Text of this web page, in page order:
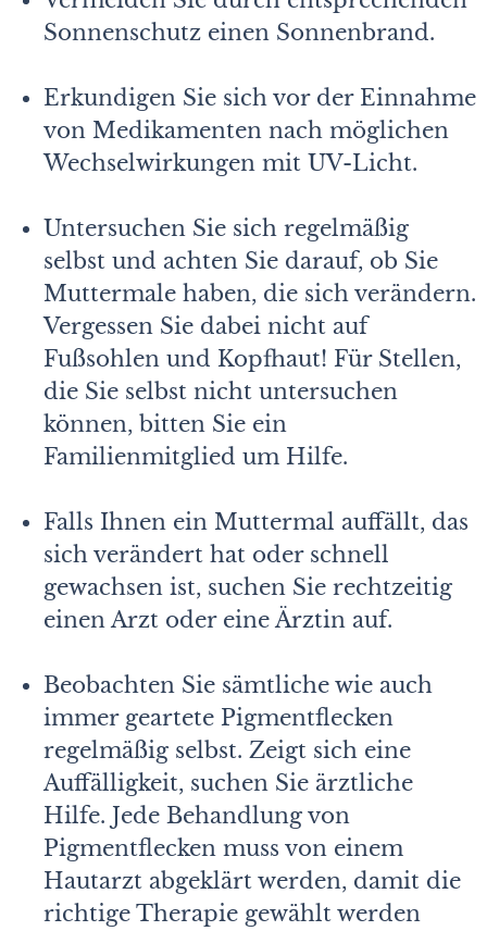
Sonnenschutz einen Sonnenbrand.
Erkundigen Sie sich vor der Einnahme
von Medikamenten nach möglichen
Wechselwirkungen mit UV-Licht.
Untersuchen Sie sich regelmäßig
selbst und achten Sie darauf, ob Sie
Muttermale haben, die sich verändern.
Vergessen Sie dabei nicht auf
Fußsohlen und Kopfhaut! Für Stellen,
die Sie selbst nicht untersuchen
können, bitten Sie ein
Familienmitglied um Hilfe.
Falls Ihnen ein Muttermal auffällt, das
sich verändert hat oder schnell
gewachsen ist, suchen Sie rechtzeitig
einen Arzt oder eine Ärztin auf.
Beobachten Sie sämtliche wie auch
immer geartete Pig­mentflecken
regelmäßig selbst. Zeigt sich eine
Auffälligkeit, suchen Sie ärztliche
Hilfe. Jede Behandlung von
Pigmentflecken muss von einem
Hautarzt abgeklärt werden, damit die
richtige Therapie gewählt werden